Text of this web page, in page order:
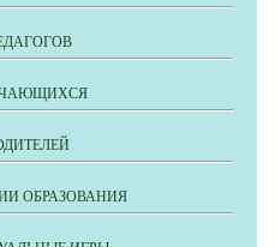
ОБРАЗОВАНИЯ